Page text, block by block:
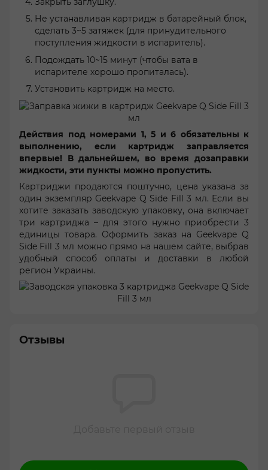
Не устанавливая картридж в батарейный блок,
сделать 3~5 затяжек (для принудительного
поступления жидкости в испаритель).
Подождать 10~15 минут (чтобы вата в
испарителе хорошо пропиталась).
Установить картридж на место.
Действия под номерами 1, 5 и 6 обязательны к
выполнению, если картридж заправляется
впервые! В дальнейшем, во время дозаправки
жидкости, эти пункты можно пропустить.
Картриджи продаются поштучно, цена указана за
один экземпляр Geekvape Q Side Fill 3 мл. Если вы
хотите заказать заводскую упаковку, она включает
три картриджа – для этого нужно приобрести 3
единицы товара. Оформить заказ на Geekvape Q
Side Fill 3 мл можно прямо на нашем сайте, выбрав
удобный способ оплаты и доставки в любой
регион Украины.
Отзывы